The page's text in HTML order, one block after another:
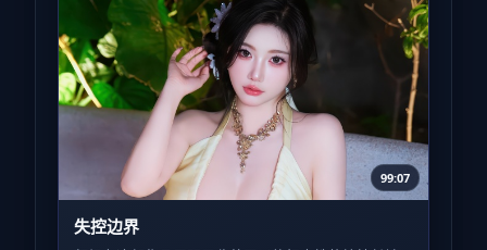
99:07
失控边界